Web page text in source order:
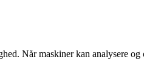
Når maskiner kan analysere